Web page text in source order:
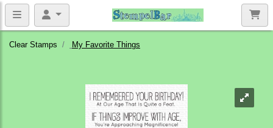
Clear Stamps My Favorite Things